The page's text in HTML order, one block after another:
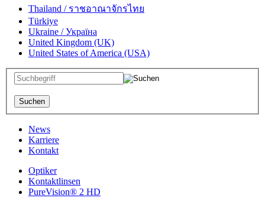
Thailand / ราชอาณาจักรไทย
Türkiye
Ukraine / Україна
United Kingdom (UK)
United States of America (USA)
News
Karriere
Kontakt
Optiker
Kontaktlinsen
PureVision® 2 HD